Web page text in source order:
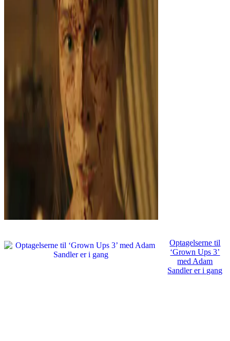
Optagelserne til
‘Grown Ups 3’
med Adam
Sandler er i gang